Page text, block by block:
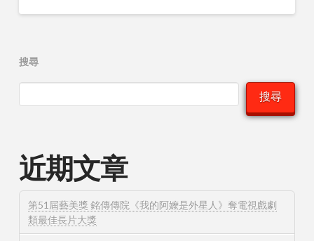
搜尋
搜尋
近期文章
第51屆藝美獎 銘傳傳院《我的阿嬤是外星人》奪電視戲劇
類最佳長片大獎